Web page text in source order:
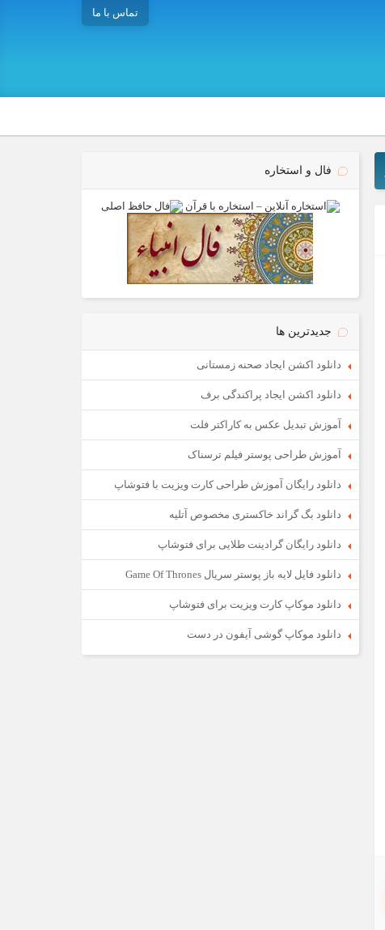
تماس با ما
فال و استخاره
جدیدترین ها
دانلود اکشن ایجاد صحنه زمستانی
دانلود اکشن ایجاد پراکندگی برف
آموزش تبدیل عکس به کاراکتر فلت
آموزش طراحی پوستر فیلم ترسناک
دانلود رایگان آموزش طراحی کارت ویزیت با فتوشاپ
دانلود بگ گراند خاکستری مخصوص آتلیه
دانلود رایگان گرادینت طلایی برای فتوشاپ
دانلود فایل لایه باز پوستر سریال Game Of Thrones
دانلود موکاپ کارت ویزیت برای فتوشاپ
دانلود موکاپ گوشی آیفون در دست